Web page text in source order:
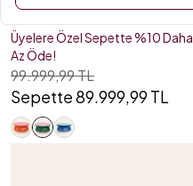
Sebastian Herkner
& Zsa Zsa Zsu Yeşil
Orta Sehpa
Üyelere Özel Sepette %10 Daha
Az Öde!
99.999,99 TL
Sepette 89.999,99 TL